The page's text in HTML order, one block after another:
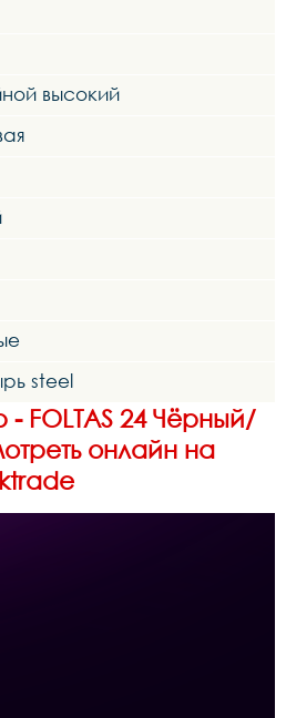
высокий
steel
FOLTAS 24 Чёрный/
онлайн на